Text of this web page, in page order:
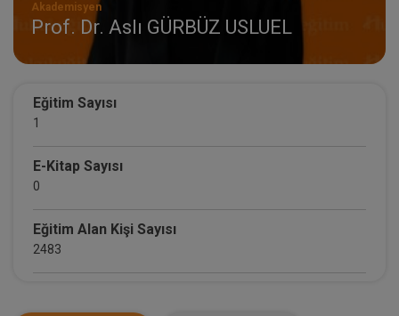
Akademisyen
Prof. Dr. Aslı GÜRBÜZ USLUEL
Eğitim Sayısı
1
E-Kitap Sayısı
0
Eğitim Alan Kişi Sayısı
2483
0